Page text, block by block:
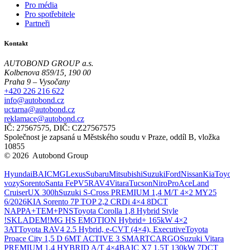
Pro média
Pro spotřebitele
Partneři
Kontakt
AUTOBOND GROUP a.s.
Kolbenova 859/15, 190 00
Praha 9 – Vysočany
+420 226 216 622
info@autobond.cz
uctarna@autobond.cz
reklamace@autobond.cz
IČ: 27567575, DIČ: CZ27567575
Společnost je zapsaná u Městského soudu v Praze, oddíl B, vložka
10855
© 2026 Autobond Group
HyundaiBAICMGLexusSubaruMitsubishiSuzukiFordNissanKia
vozySorentoSanta FePV5RAV4VitaraTucsonNiroProAceLand
CruiserUX 300hSuzuki S-Cross PREMIUM 1,4 M/T 4×2 MY25
6/2026KIA Sorento 7P TOP 2,2 CRDi 4×4 8DCT
NAPPA+TEM+PNSToyota Corolla 1,8 Hybrid Style
!SKLADEM!MG HS EMOTION Hybrid+ 165kW 4×2
3ATToyota RAV4 2.5 Hybrid, e-CVT (4×4), ExecutiveToyota
Proace City 1,5 D 6MT ACTIVE 3 SMARTCARGOSuzuki Vitara
PREMIUM 1,4 HYBRID A/T 4×4BAIC X7 1.5T 130kW 7DCT